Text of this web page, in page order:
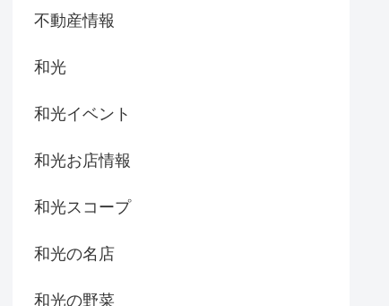
不動産情報
和光
和光イベント
和光お店情報
和光スコープ
和光の名店
和光の野菜